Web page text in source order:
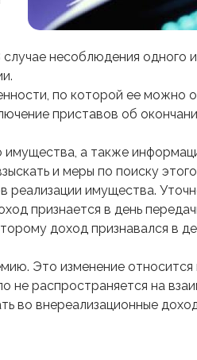
несоблюдения одного
по которой ее можно
приставов об
а также
и меры по поиску
реализации имущества.
признается в день
доход признавался в
Это изменение
не распространяется на
во внереализационные